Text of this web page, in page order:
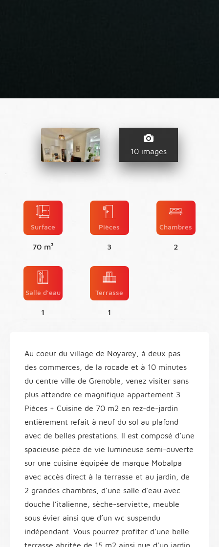
10 images
Surface
70 m²
Pièces
3
Chambres
2
Salle d’eau
1
Terrasse
1
Au coeur du village de Noyarey, à deux pas
des commerces, de la rocade et à 10 minutes
du centre ville de Grenoble, venez visiter sans
plus attendre ce magnifique appartement 3
Pièces + Cuisine de 70 m2 en rez-de-jardin
entièrement refait à neuf du sol au plafond
avec de belles prestations. Il est composé d’une
spacieuse pièce de vie lumineuse semi-ouverte
sur une cuisine équipée de marque Mobalpa
avec accès direct à la terrasse et au jardin, de
2 grandes chambres, d’une salle d’eau avec
douche l’italienne, sèche-serviette, meuble
sous évier ainsi que d’un wc suspendu
indépendant. Vous pourrez profiter d’une belle
terrasse abritée de 15 m2 ainsi que d’un jardin